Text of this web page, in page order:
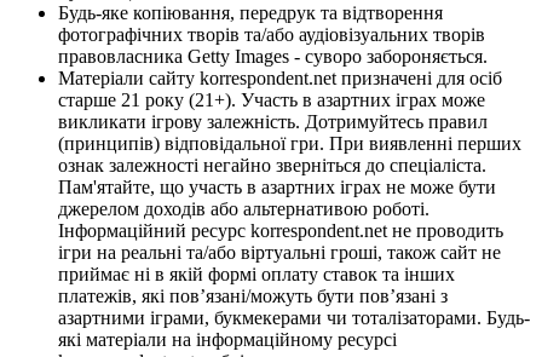
Будь-яке копіювання, передрук та відтворення
фотографічних творів та/або аудіовізуальних творів
правовласника Getty Images - суворо забороняється.
Матеріали сайту korrespondent.net призначені для осіб
старше 21 року (21+). Участь в азартних іграх може
викликати ігрову залежність. Дотримуйтесь правил
(принципів) відповідальної гри. При виявленні перших
ознак залежності негайно зверніться до спеціаліста.
Пам'ятайте, що участь в азартних іграх не може бути
джерелом доходів або альтернативою роботі.
Інформаційний ресурс korrespondent.net не проводить
ігри на реальні та/або віртуальні гроші, також сайт не
приймає ні в якій формі оплату ставок та інших
платежів, які пов’язані/можуть бути пов’язані з
азартними іграми, букмекерами чи тоталізаторами. Будь-
які матеріали на інформаційному ресурсі